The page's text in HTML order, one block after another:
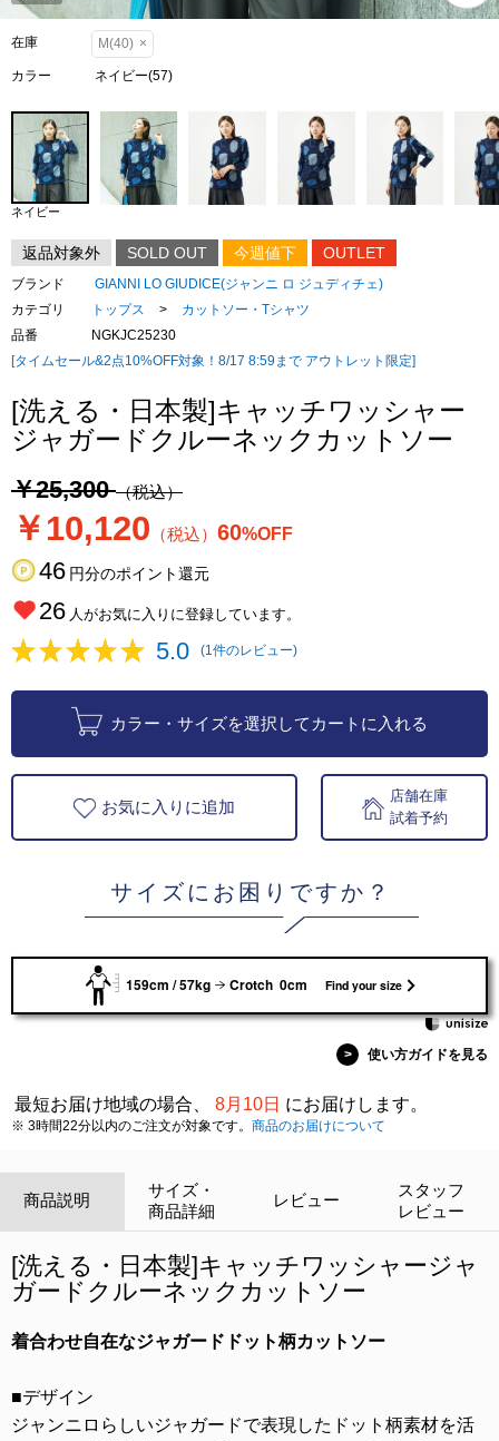
在庫 M(40) ×
カラー ネイビー(57)
ネイビー
返品対象外 SOLD OUT 今週値下 OUTLET
ブランド
GIANNI LO GIUDICE(ジャンニ ロ ジュディチェ)
カテゴリ
トップス >
カットソー・Tシャツ
品番
NGKJC25230
[タイムセール&2点10%OFF対象！8/17 8:59まで アウトレット限定]
[洗える・日本製]キャッチワッシャー
ジャガードクルーネックカットソー
￥25,300（税込）
￥10,120 （税込） 60%OFF
46 円分のポイント還元
26 人がお気に入りに登録しています。
5.0 (1件のレビュー)
カラー・サイズを選択してカートに入れる
お気に入りに追加
店舗在庫
試着予約
サイズにお困りですか？
159cm / 57kg Crotch 0cm Find your size
> 使い方ガイドを見る
最短お届け地域の場合、 8月10日 にお届けします。
※ 3時間22分以内のご注文が対象です。 商品のお届けについて
商品説明
サイズ・
商品詳細
レビュー
スタッフ
レビュー
[洗える・日本製]キャッチワッシャージャ
ガードクルーネックカットソー
着合わせ自在なジャガードドット柄カットソー
■デザイン
ジャンニロらしいジャガードで表現したドット柄素材を活